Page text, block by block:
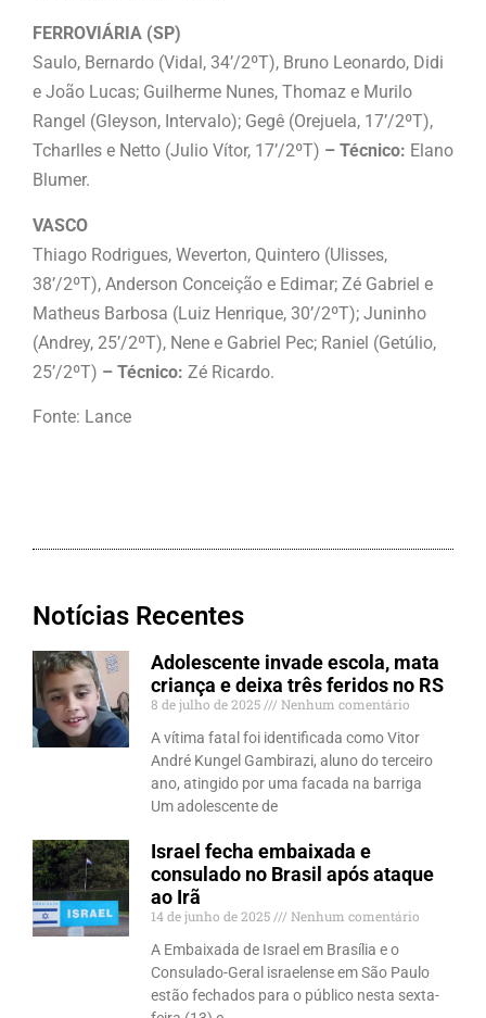
FERROVIÁRIA (SP)
Saulo, Bernardo (Vidal, 34’/2ºT), Bruno Leonardo, Didi
e João Lucas; Guilherme Nunes, Thomaz e Murilo
Rangel (Gleyson, Intervalo); Gegê (Orejuela, 17’/2ºT),
Tcharlles e Netto (Julio Vítor, 17’/2ºT) – Técnico: Elano
Blumer.
VASCO
Thiago Rodrigues, Weverton, Quintero (Ulisses,
38’/2ºT), Anderson Conceição e Edimar; Zé Gabriel e
Matheus Barbosa (Luiz Henrique, 30’/2ºT); Juninho
(Andrey, 25’/2ºT), Nene e Gabriel Pec; Raniel (Getúlio,
25’/2ºT) – Técnico: Zé Ricardo.
Fonte: Lance
Notícias Recentes
Adolescente invade escola, mata
criança e deixa três feridos no RS
8 de julho de 2025
Nenhum comentário
A vítima fatal foi identificada como Vitor
André Kungel Gambirazi, aluno do terceiro
ano, atingido por uma facada na barriga
Um adolescente de
Israel fecha embaixada e
consulado no Brasil após ataque
ao Irã
14 de junho de 2025
Nenhum comentário
A Embaixada de Israel em Brasília e o
Consulado-Geral israelense em São Paulo
estão fechados para o público nesta sexta-